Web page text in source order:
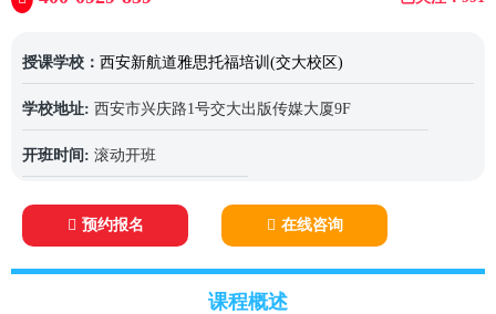
授课学校： 西安新航道雅思托福培训(交大校区)
学校地址: 西安市兴庆路1号交大出版传媒大厦9F
开班时间: 滚动开班
预约报名 在线咨询
课程概述